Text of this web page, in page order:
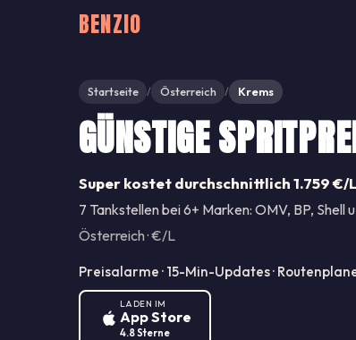
BENZIO
Startseite / Österreich / Krems
GÜNSTIGE
Super kostet durchschnittlich 1.759 €/
7 Tankstellen bei 6+ Marken: OMV, BP, Shell
Österreich · €/L
Preisalarme · 15-Min-Updates ·
LADEN IM
App Store
4.8 Sterne